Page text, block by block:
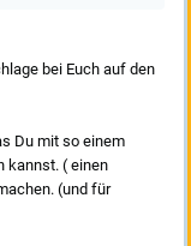
bei Euch auf den
Du mit so einem
kannst. ( einen
(und für